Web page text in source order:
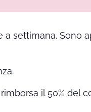
settimana. Sono
il 50% del